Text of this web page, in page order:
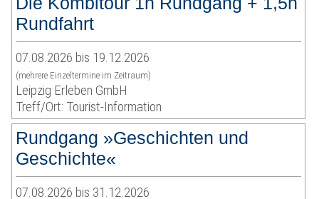
Rundfahrt
07.08.2026 bis 19.12.2026
(mehrere Einzeltermine im Zeitraum)
Leipzig Erleben GmbH
Treff/Ort: Tourist-Information
Rundgang »Geschichten und
Geschichte«
07.08.2026 bis 31.12.2026